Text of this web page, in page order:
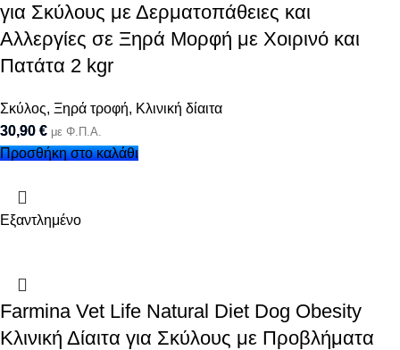
για Σκύλους με Δερματοπάθειες και
Αλλεργίες σε Ξηρά Μορφή με Χοιρινό και
Πατάτα 2 kgr
Σκύλος, Ξηρά τροφή, Κλινική δίαιτα
30,90 € με Φ.Π.Α.
Προσθήκη στο καλάθι
Εξαντλημένο
Farmina Vet Life Natural Diet Dog Obesity
Κλινική Δίαιτα για Σκύλους με Προβλήματα